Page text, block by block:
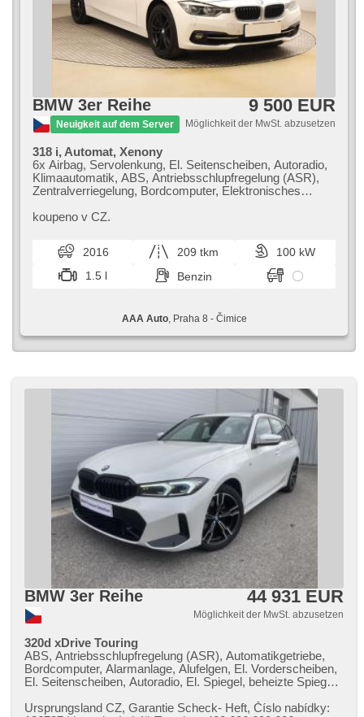
BMW 3er Reihe
Neuigkeit auf dem Server
9 500 EUR
Möglichkeit der MwSt. abzusetzen
318 i, Automat, Xenony
6x Airbag, Servolenkung, El. Seitenscheiben, Autoradio,
Klimaautomatik, ABS, Antriebsschlupfregelung (ASR),
Zentralverriegelung, Bordcomputer, Elektronisches
Scheibenwischersensor, starten per Taste, Sportsitze,
Automatikgetriebe
koupeno v CZ.
2016 209 tkm
100 kW
1.5 l
Benzin
AAA Auto, Praha 8 - Čimice
BMW 3er Reihe 44 931 EUR
Möglichkeit der MwSt. abzusetzen
320d xDrive Touring
ABS, Antriebsschlupfregelung (ASR), Automatikgetriebe,
Bordcomputer, Alarmanlage, Alufelgen, El. Vorderscheiben,
El. Seitenscheiben, Autoradio, El. Spiegel, beheizte Spiegel,
Zentralverriegelung, Antrieb 4x4, Elektronisches
Ursprungsland CZ,​ Garantie Scheck​- Heft,​ Číslo nabídky: